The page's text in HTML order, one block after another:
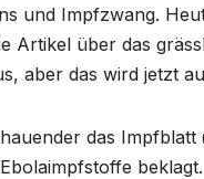
und Impfzwang.
Artikel über das
aber das wird jetzt
das Impfblatt